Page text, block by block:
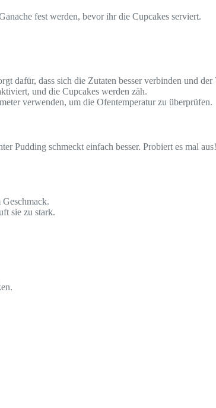
fest werden, bevor ihr die Cupcakes serviert.
dafür, dass sich die Zutaten besser verbinden und
und die Cupcakes werden zäh.
verwenden, um die Ofentemperatur zu überprüfen.
Pudding schmeckt einfach besser. Probiert es mal aus!
sie zu stark.